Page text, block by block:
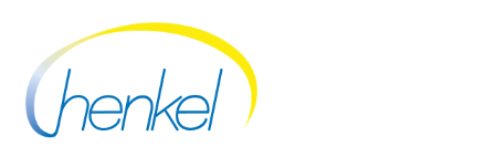
Navigation
springen
Inhalt
springen